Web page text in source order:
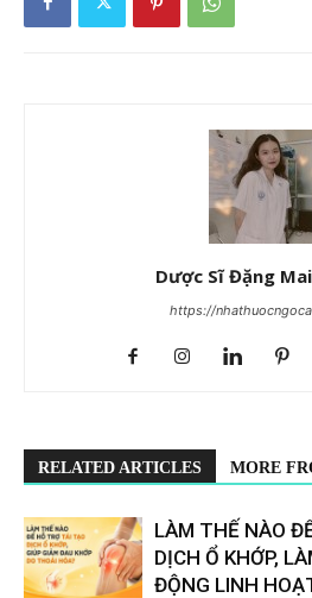
Dược Sĩ Đặng
https://
RELATED ARTICLES MORE
LÀM THẾ NÀO
DỊCH Ổ KHỚP,
ĐỘNG LINH